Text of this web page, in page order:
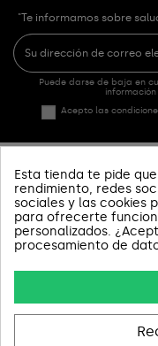
"Te informamos sobre
Puede darse de baja en
Acepto las
PRODUCTOS
SOBRE NOSOTROS
INFORMACIÓN Y AYUDA
Esta tienda te pide
rendimiento, redes
sociales y las cookies
para ofrecerte
personalizados.
procesamiento de